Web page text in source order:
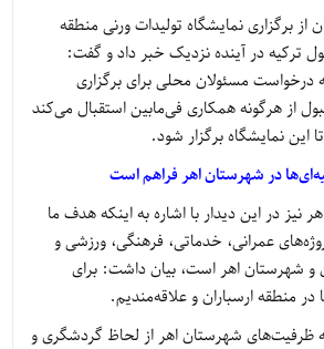
از برگزاری نمایشگاه تولیدات ورنی منطقه
ترکیه در آینده نزدیک خبر داد و گفت:
درخواست مسئولان محلی برای برگزاری
از هرگونه همکاری فی‌مابین استقبال می‌کند
این نمایشگاه برگزار شود.
در شهرستان اهر فراهم است
نیز در این دیدار با اشاره به اینکه هدف ما
عمرانی، خدماتی، فرهنگی، ورزشی و
و شهرستان اهر است، بیان داشت: برای
در منطقه ارسباران و علاقه‌مندیم.
ظرفیت‌های شهرستان اهر از لحاظ گردشگری و